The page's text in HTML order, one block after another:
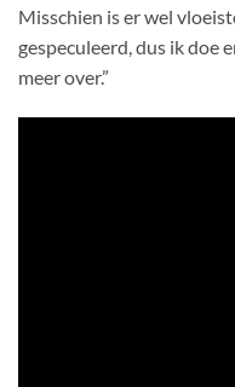
Misschien is er wel
gespeculeerd, dus ik doe
meer over.”